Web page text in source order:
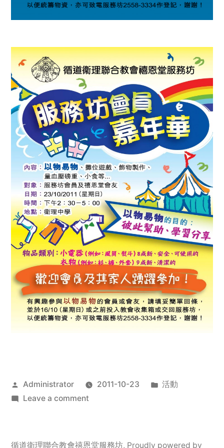
Posted
by
Administrator 2011-10-23
Posted
活動
Leave a commenton
服
循道衛理聯合教會禧恩堂服務坊, Proudly powered by